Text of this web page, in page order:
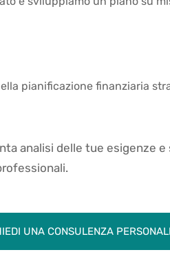
pianificazione finanziaria
analisi delle tue esigenze
UNA CONSULENZA